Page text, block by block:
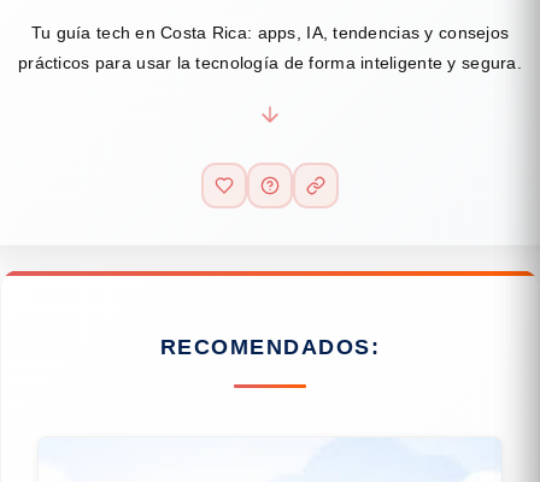
Tu guía tech en Costa Rica: apps, IA, tendencias y consejos
prácticos para usar la tecnología de forma inteligente y segura.
RECOMENDADOS: